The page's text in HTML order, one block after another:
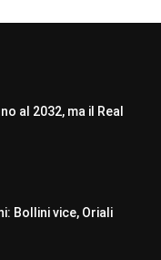
al 2032, ma il Real
Bollini vice, Oriali